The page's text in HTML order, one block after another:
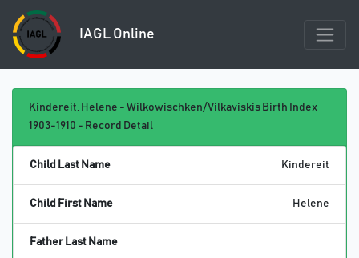
IAGL Online
Kindereit, Helene - Wilkowischken/Vilkaviskis Birth Index
1903-1910 - Record Detail
Child Last Name Kindereit
Child First Name Helene
Father Last Name